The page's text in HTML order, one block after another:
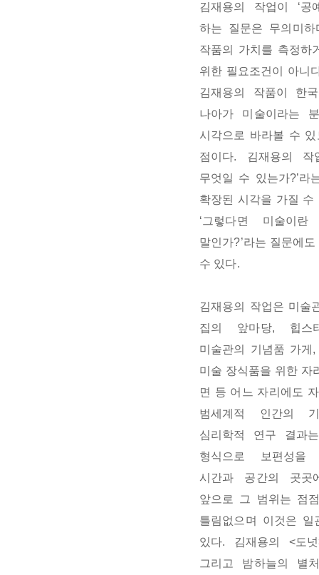
김재용의 작업이 ‘공
하는 질문은 무의미하
작품의 가치를 측정하
위한 필요조건이 아니
김재용의 작품이 한
나아가 미술이라는
시각으로 바라볼 수
점이다. 김재용의 작
무엇일 수 있는가?’라
확장된 시각을 가질 수
‘그렇다면 미술이
말인가?’라는 질문에
수 있다.
김재용의 작업은 미술
집의 앞마당, 힙
미술관의 기념품 가게
미술 장식품을 위한 자
면 등 어느 자리에도
범세계적 인간의
심리학적 연구 결과
형식으로 보편성을
시간과 공간의 곳곳
앞으로 그 범위는 점
틀림없으며 이것은
있다. 김재용의 <도넛
그리고 밤하늘의 별